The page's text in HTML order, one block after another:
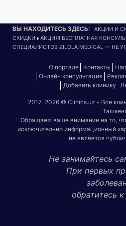
ВЫ НАХОДИТЕСЬ ЗДЕСЬ: АКЦИИ И
СКИДКИ
АКЦИЯ! БЕСПЛАТНАЯ
СПЕЦИАЛИСТОВ ZILOLA MEDICAL — НЕ
О портале Контакты
Онлайн консультация
Добавить клинику
2017-2026 © Clinics.uz - Все
Обращаем ваше внимание на то,
исключительно информационный
не является
Не занимайтесь
При первых
обратитесь